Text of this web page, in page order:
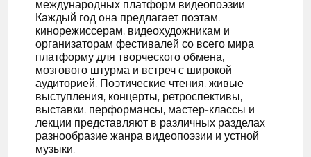
международных платформ видеопоэзии.
Каждый год она предлагает поэтам,
кинорежиссерам, видеохудожникам и
организаторам фестивалей со всего мира
платформу для творческого обмена,
мозгового штурма и встреч с широкой
аудиторией. Поэтические чтения, живые
выступления, концерты, ретроспективы,
выставки, перформансы, мастер-классы и
лекции представляют в различных разделах
разнообразие жанра видеопоэзии и устной
музыки.